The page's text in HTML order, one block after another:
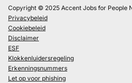
Copyright © 2025 Accent Jobs for People
Privacybeleid
Cookiebeleid
Disclaimer
ESF
Klokkenluidersregeling
Erkenningsnummers
Let op voor phishing